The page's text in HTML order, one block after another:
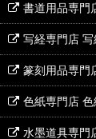
書道用品専門
写経専門店 写
篆刻用品専門
色紙専門店 色
水墨道具専門